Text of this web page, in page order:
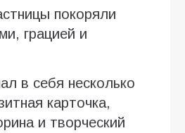
покоряли
грацией и
в себя несколько
карточка,
и творческий